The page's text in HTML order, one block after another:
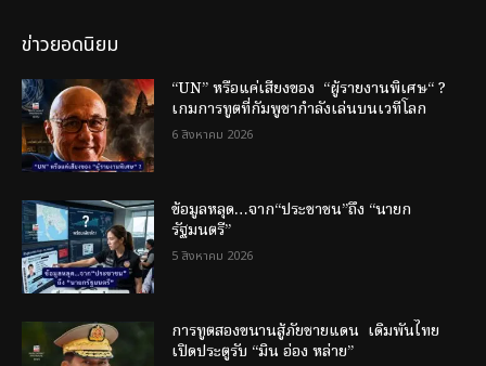
ข่าวยอดนิยม
“UN” หรือแค่เสียงของ “ผู้รายงานพิเศษ“ ?
เกมการทูตที่กัมพูชากำลังเล่นบนเวทีโลก
6 สิงหาคม 2026
ข้อมูลหลุด…จาก“ประชาชน”ถึง “นายก
รัฐมนตรี”
5 สิงหาคม 2026
การทูตสองขนานสู้ภัยชายแดน เดิมพันไทย
เปิดประตูรับ “มิน อ่อง หล่าย”